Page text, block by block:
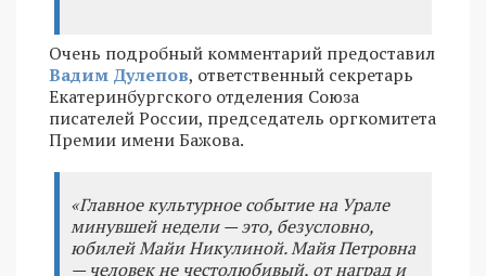
Очень подробный комментарий предоставил
Вадим Дулепов, ответственный секретарь
Екатеринбургского отделения Союза
писателей России, председатель оргкомитета
Премии имени Бажова.
«Главное культурное событие на Урале
минувшей недели — это, безусловно,
юбилей Майи Никулиной. Майя Петровна
— человек не честолюбивый, от наград и